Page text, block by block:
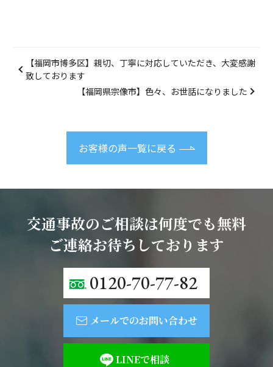
【福岡市博多区】親切、丁寧に対応していただき、大変感謝
致しております
【福岡県宗像市】色々、お世話になりました
お客様の声一覧に戻る
交通事故のご相談は何度でも無料
ご連絡お待ちしております
0120-70-77-82
メールでのお問い合わせ
LINEで相談